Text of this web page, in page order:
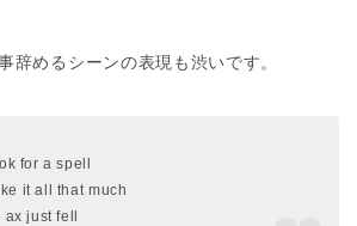
辞めるシーンの表現も渋いです。
for a spell
it all that much
just fell